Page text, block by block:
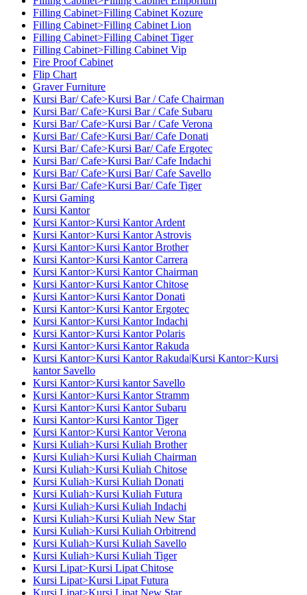
Filling Cabinet>Filling Cabinet Kozure
Filling Cabinet>Filling Cabinet Lion
Filling Cabinet>Filling Cabinet Tiger
Filling Cabinet>Filling Cabinet Vip
Fire Proof Cabinet
Flip Chart
Graver Furniture
Kursi Bar/ Cafe>Kursi Bar / Cafe Chairman
Kursi Bar/ Cafe>Kursi Bar / Cafe Subaru
Kursi Bar/ Cafe>Kursi Bar / Cafe Verona
Kursi Bar/ Cafe>Kursi Bar/ Cafe Donati
Kursi Bar/ Cafe>Kursi Bar/ Cafe Ergotec
Kursi Bar/ Cafe>Kursi Bar/ Cafe Indachi
Kursi Bar/ Cafe>Kursi Bar/ Cafe Savello
Kursi Bar/ Cafe>Kursi Bar/ Cafe Tiger
Kursi Gaming
Kursi Kantor
Kursi Kantor>Kursi Kantor Ardent
Kursi Kantor>Kursi Kantor Astrovis
Kursi Kantor>Kursi Kantor Brother
Kursi Kantor>Kursi Kantor Carrera
Kursi Kantor>Kursi Kantor Chairman
Kursi Kantor>Kursi Kantor Chitose
Kursi Kantor>Kursi Kantor Donati
Kursi Kantor>Kursi Kantor Ergotec
Kursi Kantor>Kursi Kantor Indachi
Kursi Kantor>Kursi Kantor Polaris
Kursi Kantor>Kursi Kantor Rakuda
Kursi Kantor>Kursi Kantor Rakuda|Kursi Kantor>Kursi
kantor Savello
Kursi Kantor>Kursi kantor Savello
Kursi Kantor>Kursi Kantor Stramm
Kursi Kantor>Kursi Kantor Subaru
Kursi Kantor>Kursi Kantor Tiger
Kursi Kantor>Kursi Kantor Verona
Kursi Kuliah>Kursi Kuliah Brother
Kursi Kuliah>Kursi Kuliah Chairman
Kursi Kuliah>Kursi Kuliah Chitose
Kursi Kuliah>Kursi Kuliah Donati
Kursi Kuliah>Kursi Kuliah Futura
Kursi Kuliah>Kursi Kuliah Indachi
Kursi Kuliah>Kursi Kuliah New Star
Kursi Kuliah>Kursi Kuliah Orbitrend
Kursi Kuliah>Kursi Kuliah Savello
Kursi Kuliah>Kursi Kuliah Tiger
Kursi Lipat>Kursi Lipat Chitose
Kursi Lipat>Kursi Lipat Futura
Kursi Lipat>Kursi Lipat New Star